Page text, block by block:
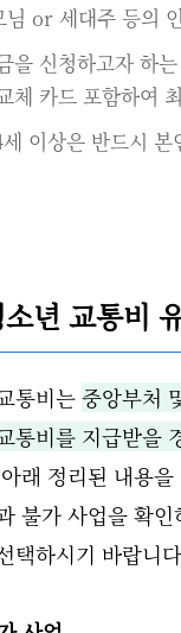
님 or 세대주 등의
을 신청하고자 하
체 카드 포함하여
이상은 반드시 본
년 교통비
통비는 중앙부처
통비를 지급받을
아래 정리된 내용
불가 사업을 확인
택하시기 바랍니